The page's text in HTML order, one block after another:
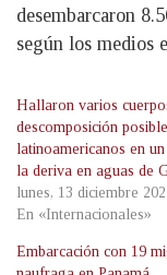
desembarcaron
según los medios
Hallaron varios
descomposición
latinoamericanos en
la deriva en aguas de
lunes, 13 diciembre
En «Internacionales»
Embarcación con 19